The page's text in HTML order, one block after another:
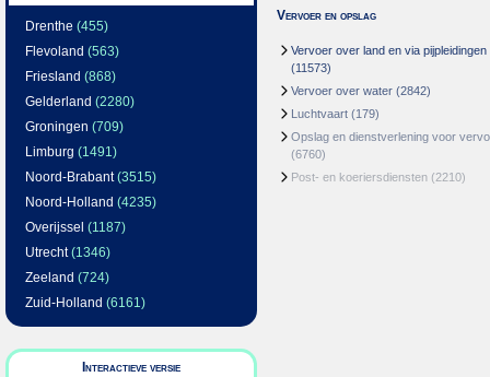
Drenthe (455)
Flevoland (563)
Friesland (868)
Gelderland (2280)
Groningen (709)
Limburg (1491)
Noord-Brabant(3515)
Noord-Holland (4235)
Overijssel (1187)
Utrecht(1346)
Zeeland (724)
Zuid-Holland (6161)
Interactieve versie
Vervoer en opslag
Vervoer over land en via pijpleidingen
(11573)
Vervoer over water (2842)
Luchtvaart (179)
Opslag en dienstverlening voor
(6760)
Post- en koeriersdiensten (2210)